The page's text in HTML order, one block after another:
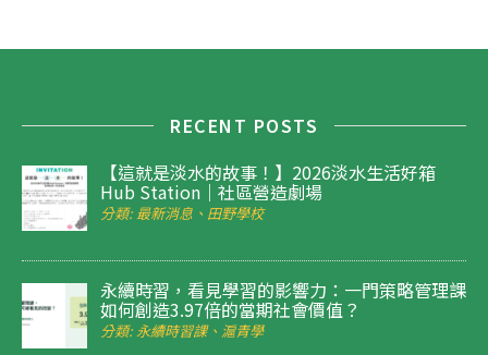
RECENT POSTS
【這就是淡水的故事！】2026淡水生活好箱
Hub Station｜社區營造劇場
分類: 最新消息、田野學校
永續時習，看見學習的影響力：一門策略管理課
如何創造3.97倍的當期社會價值？
分類: 永續時習課、滬青學